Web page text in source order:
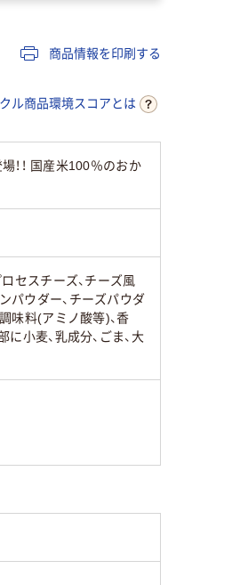
商品情報を印刷する
ル商品環境スコアとは
！！ 国産米100％のおか
セスチーズ、チーズ風
パウダー、チーズパウダ
味料(アミノ酸等)、香
小麦、乳成分、ごま、大